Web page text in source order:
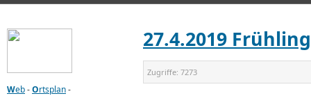
27.4.2019
Zugriffe: 7273
Web-Ortsplan-